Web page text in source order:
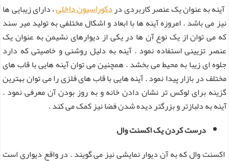
آینه به عنوان یک عنصر کاربردی دردکوراسیون داخلی، دارای زیبایی ها
نیز می باشد . امروزه آینه ها با ابعاد و اشکال مختلفی به تولید میر سند
که می توان از یک نوع آن ها در یکی از دیوارهای نشیمن به عنوان یک
عنصر تزیینی استفاده نمود . آینه به دلیل روشنی و خاصیتی که دارد
جلوه ای زیبا به محیط می بخشد . همچنین می توان آینه هایی با قاب های
مختلف در بازار پیدا نمود . آینه هایی با قاب های فلزی را می توان بهترین
گزینه برای لوکس تر نشان دادن خانه و به روز بودن آن معرفی نمود .
آینه به دلبازتر و بزرگتر دیده شدن فضا نیز کمک می کند .
درست کردن یک اکسنت وال
اکسنت وال که به آن دیوار نمایشی نیز می گویند . در واقع دیواری است